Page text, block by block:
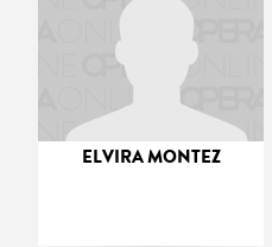
ELVIRA MONTEZ